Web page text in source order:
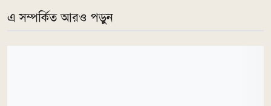
এ সম্পর্কিত আরও পড়ুন